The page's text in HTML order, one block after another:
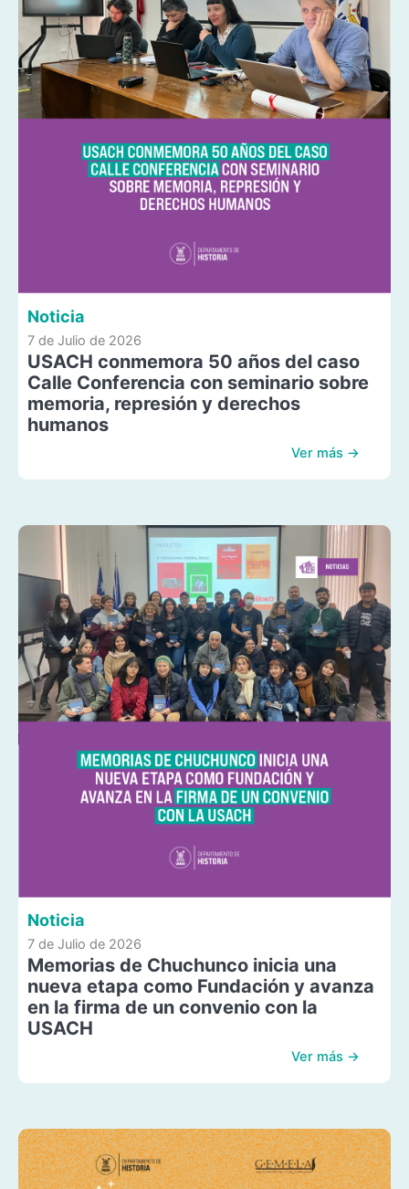
Noticia
7 de Julio de 2026
USACH conmemora 50 años del caso
Calle Conferencia con seminario sobre
memoria, represión y derechos
humanos
Ver más →
Noticia
7 de Julio de 2026
Memorias de Chuchunco inicia una
nueva etapa como Fundación y avanza
en la firma de un convenio con la
USACH
Ver más →